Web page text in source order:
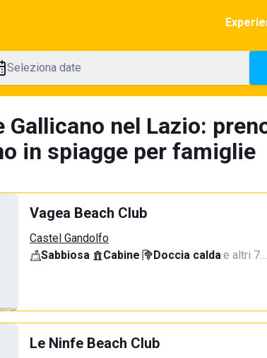
Seleziona date
Gallicano nel Lazio:
in spiagge per famiglie
Vagea Beach Club
Castel Gandolfo
Sabbiosa· Cabine· Doccia calda·e altri 7…
Le Ninfe Beach Club